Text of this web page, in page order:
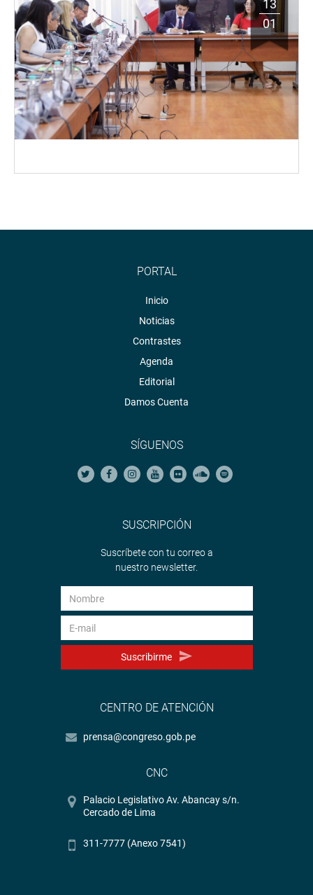
13
01
PORTAL
Inicio
Noticias
Contrastes
Agenda
Editorial
Damos Cuenta
SÍGUENOS
SUSCRIPCIÓN
Suscríbete con tu correo a
nuestro newsletter.
Suscribirme
CENTRO DE ATENCIÓN
prensa@congreso.gob.pe
CNC
Palacio Legislativo Av. Abancay s/n.
Cercado de Lima
311-7777 (Anexo 7541)